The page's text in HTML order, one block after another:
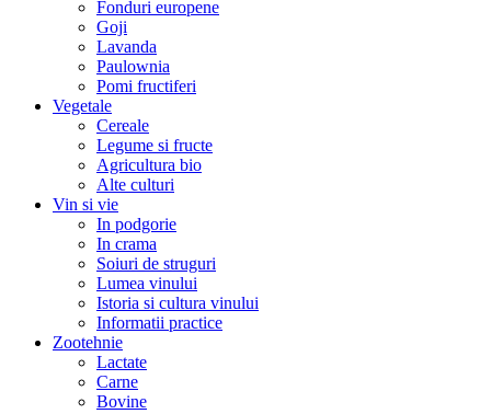
Fonduri europene
Goji
Lavanda
Paulownia
Pomi fructiferi
Vegetale
Cereale
Legume si fructe
Agricultura bio
Alte culturi
Vin si vie
In podgorie
In crama
Soiuri de struguri
Lumea vinului
Istoria si cultura vinului
Informatii practice
Zootehnie
Lactate
Carne
Bovine